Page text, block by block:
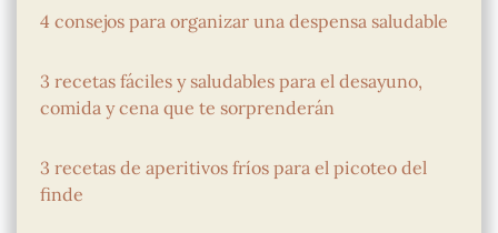
4 consejos para organizar una despensa saludable
3 recetas fáciles y saludables para el desayuno,
comida y cena que te sorprenderán
3 recetas de aperitivos fríos para el picoteo del
finde